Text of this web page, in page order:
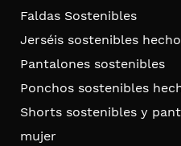
Faldas Sostenibles
Jerséis sostenibles
Pantalones sostenibles
Ponchos sostenibles
Shorts sostenibles y
mujer